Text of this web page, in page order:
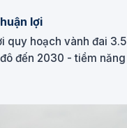
lợi
quy hoạch vành đai
đến 2030 - tiềm